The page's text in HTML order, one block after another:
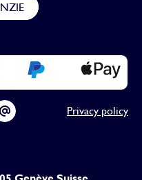
Privacy policy